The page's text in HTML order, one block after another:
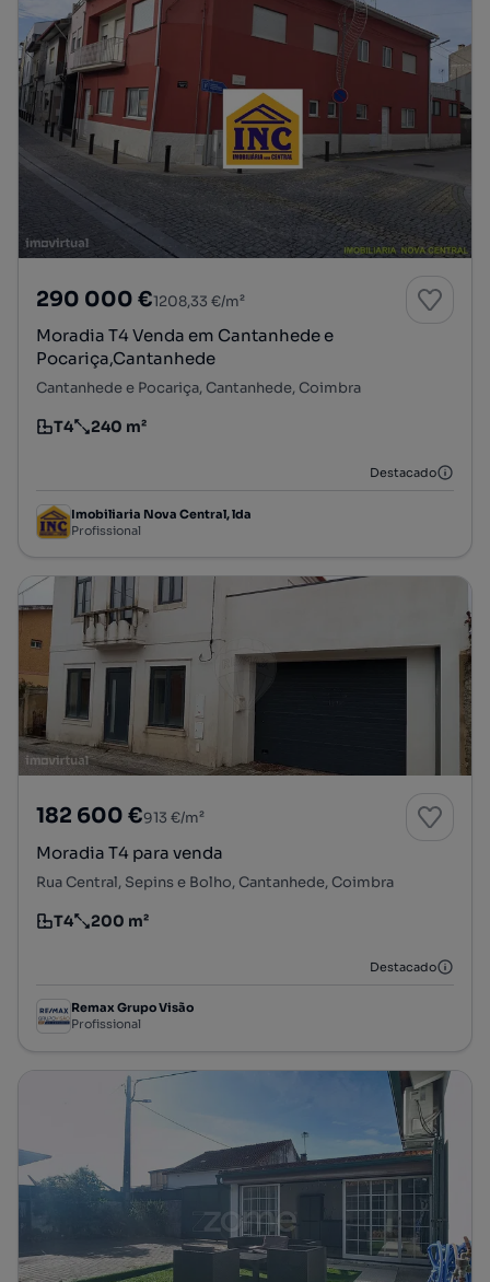
290 000 €1208,33 €/m²
Moradia T4 Venda em Cantanhede e
Pocariça,Cantanhede
Cantanhede e Pocariça, Cantanhede, Coimbra
Tipologia
T4
Preço por metro quadrado
240 m²
Destacado
Imobiliaria Nova Central, lda
Profissional
182 600 €913 €/m²
Moradia T4 para venda
Rua Central, Sepins e Bolho, Cantanhede, Coimbra
Tipologia
T4
Preço por metro quadrado
200 m²
Destacado
Remax Grupo Visão
Profissional